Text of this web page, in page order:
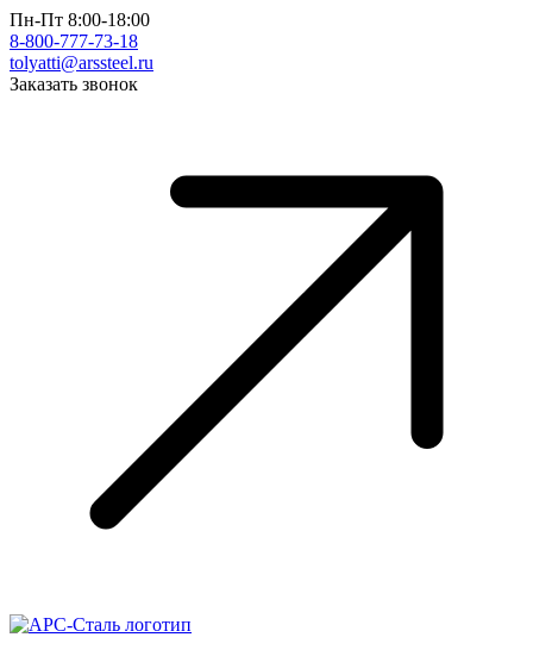
Пн-Пт 8:00-18:00
8-800-777-73-18
tolyatti@arssteel.ru
Заказать звонок